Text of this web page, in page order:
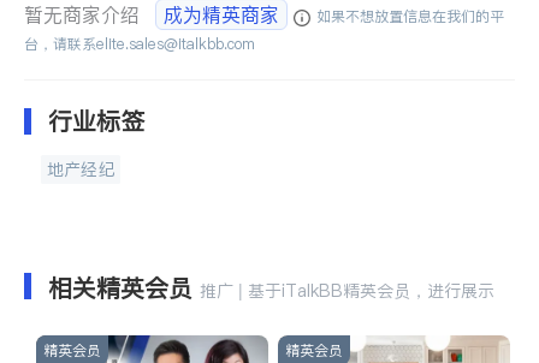
暂无商家介绍 成为精英商家
如果不想放置信息在我们的平
台，请联系elite.sales@italkbb.com
行业标签
地产经纪
相关精英会员 推广 | 基于iTalkBB精英会员，进行展示
精英会员 精英会员